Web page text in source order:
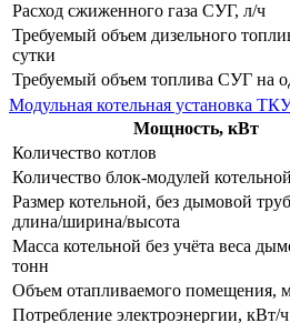
Расход сжиженного газа СУГ, л/ч
Требуемый объем дизельного
сутки
Требуемый объем топлива СУГ на
Модульная котельная установка
Мощность, кВт
Количество котлов
Количество блок-модулей котельной
Размер котельной, без дымовой
длина/ширина/высота
Масса котельной без учёта веса
тонн
Объем отапливаемого помещения,
Потребление электроэнергии, кВт/ч